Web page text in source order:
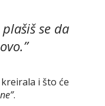
se da
i što će
.